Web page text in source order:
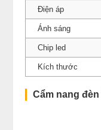
Điện áp
Ánh sáng
Chip led
Kích thước
Cẩm nang